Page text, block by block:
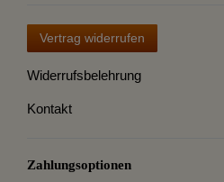
Vertrag widerrufen
Widerrufsbelehrung
Kontakt
Zahlungsoptionen